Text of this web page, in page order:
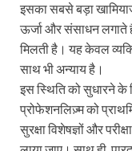
इसका सबसे बड़ा
ऊर्जा और संसाधन लगाते
मिलती है। यह केवल
साथ भी अन्याय है।
इस स्थिति को सुधारने
प्रोफेशनलिज़्म को
सुरक्षा विशेषज्ञों और